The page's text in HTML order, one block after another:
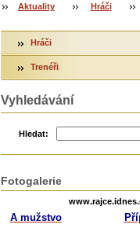
Aktuality Hráči
Hráči
Trenéři
Vyhledávání
Hledat:
Fotogalerie
A mužstvo